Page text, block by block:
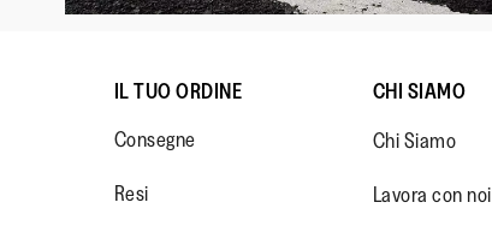
IL TUO ORDINE
Consegne
Resi
CHI SIAMO
Chi Siamo
Lavora con noi